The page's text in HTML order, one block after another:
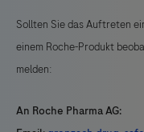
Sollten Sie das Auftreten
einem Roche-Produkt
melden:
An Roche Pharma AG: